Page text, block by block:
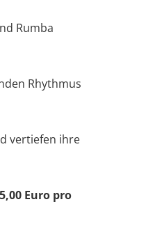
Rumba
Rhythmus
vertiefen ihre
Euro pro